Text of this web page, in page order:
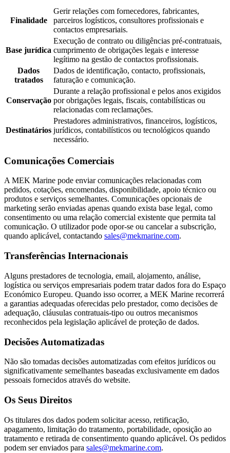
Finalidade
Gerir relações com fornecedores, fabricantes,
parceiros logísticos, consultores profissionais e
contactos empresariais.
Base jurídica
Execução de contrato ou diligências pré-contratuais,
cumprimento de obrigações legais e interesse
legítimo na gestão de contactos profissionais.
Dados
tratados
Dados de identificação, contacto, profissionais,
faturação e comunicação.
Conservação
Durante a relação profissional e pelos anos exigidos
por obrigações legais, fiscais, contabilísticas ou
relacionadas com reclamações.
Destinatários
Prestadores administrativos, financeiros, logísticos,
jurídicos, contabilísticos ou tecnológicos quando
necessário.
Comunicações Comerciais
A MEK Marine pode enviar comunicações relacionadas com
pedidos, cotações, encomendas, disponibilidade, apoio técnico ou
produtos e serviços semelhantes. Comunicações opcionais de
marketing serão enviadas apenas quando exista base legal, como
consentimento ou uma relação comercial existente que permita tal
comunicação. O utilizador pode opor-se ou cancelar a subscrição,
quando aplicável, contactando sales@mekmarine.com.
Transferências Internacionais
Alguns prestadores de tecnologia, email, alojamento, análise,
logística ou serviços empresariais podem tratar dados fora do Espaço
Económico Europeu. Quando isso ocorrer, a MEK Marine recorrerá
a garantias adequadas oferecidas pelo prestador, como decisões de
adequação, cláusulas contratuais-tipo ou outros mecanismos
reconhecidos pela legislação aplicável de proteção de dados.
Decisões Automatizadas
Não são tomadas decisões automatizadas com efeitos jurídicos ou
significativamente semelhantes baseadas exclusivamente em dados
pessoais fornecidos através do website.
Os Seus Direitos
Os titulares dos dados podem solicitar acesso, retificação,
apagamento, limitação do tratamento, portabilidade, oposição ao
tratamento e retirada de consentimento quando aplicável. Os pedidos
podem ser enviados para sales@mekmarine.com.